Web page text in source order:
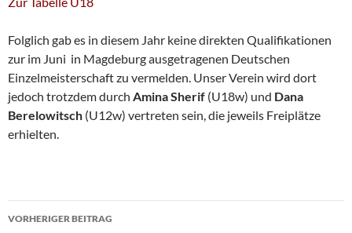
Folglich gab es in diesem Jahr keine direkten Qualifikationen
zur im Juni in Magdeburg ausgetragenen Deutschen
Einzelmeisterschaft zu vermelden. Unser Verein wird dort
jedoch trotzdem durch Amina Sherif (U18w) und Dana
Berelowitsch (U12w) vertreten sein, die jeweils Freiplätze
erhielten.
Beitragsnavigation
VORHERIGER BEITRAG